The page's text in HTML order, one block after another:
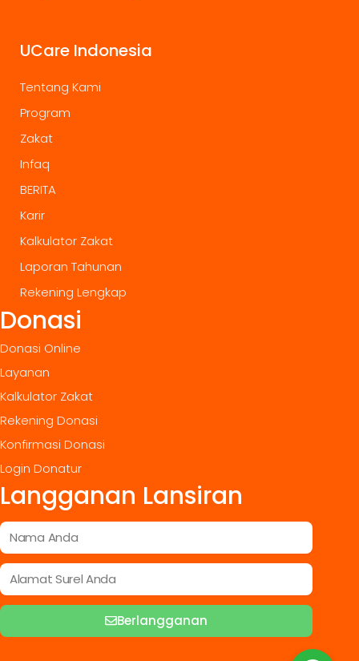
UCare Indonesia
Tentang Kami
Program
Zakat
Infaq
BERITA
Karir
Kalkulator Zakat
Laporan Tahunan
Rekening Lengkap
Donasi
Donasi Online
Layanan
Kalkulator Zakat
Rekening Donasi
Konfirmasi Donasi
Login Donatur
Langganan Lansiran
Berlangganan